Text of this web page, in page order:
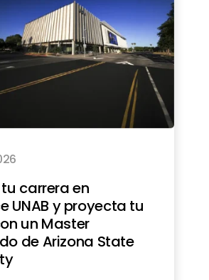
carrera en
UNAB y proyecta tu
un Master
de Arizona State